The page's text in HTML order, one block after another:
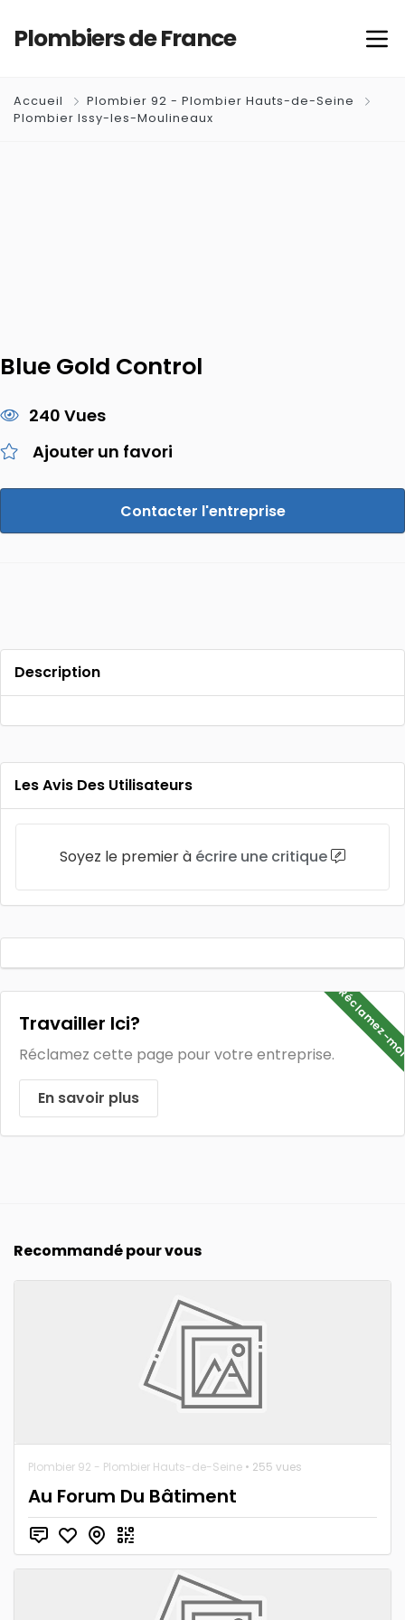
Plombiers de France
Accueil
Plombier 92 - Plombier Hauts-de-Seine
Plombier Issy-les-Moulineaux
Blue Gold Control
240 Vues
Ajouter un favori
Contacter l'entreprise
Description
Les Avis Des Utilisateurs
Soyez le premier à écrire une critique
Travailler Ici?
Réclamez cette page pour votre entreprise.
En savoir plus
Recommandé pour vous
Plombier 92 - Plombier Hauts-de-Seine • 255 vues
Au Forum Du Bâtiment